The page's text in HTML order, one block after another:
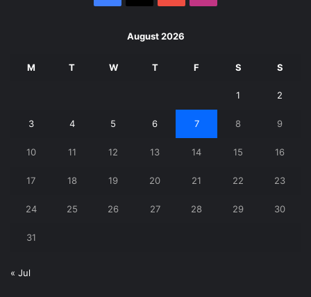
August 2026
M T W T F S S
1 2
3 4 5 6 7 8 9
10 11 12 13 14 15 16
17 18 19 20 21 22 23
24 25 26 27 28 29 30
31
« Jul